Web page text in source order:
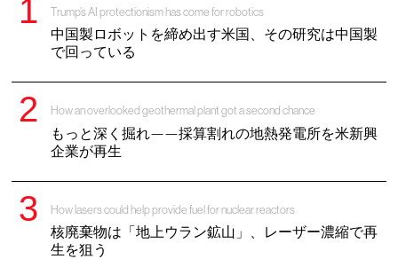
Trump’s AI protectionism has come for robotics
中国製ロボットを締め出す米国、その研究は中国製
で回っている
How an overlooked geothermal plant got a second chance
もっと深く掘れ——採算割れの地熱発電所を米新興
企業が再生
How lasers could help provide fuel for nuclear reactors
核廃棄物は「地上ウラン鉱山」、レーザー濃縮で再
生を狙う